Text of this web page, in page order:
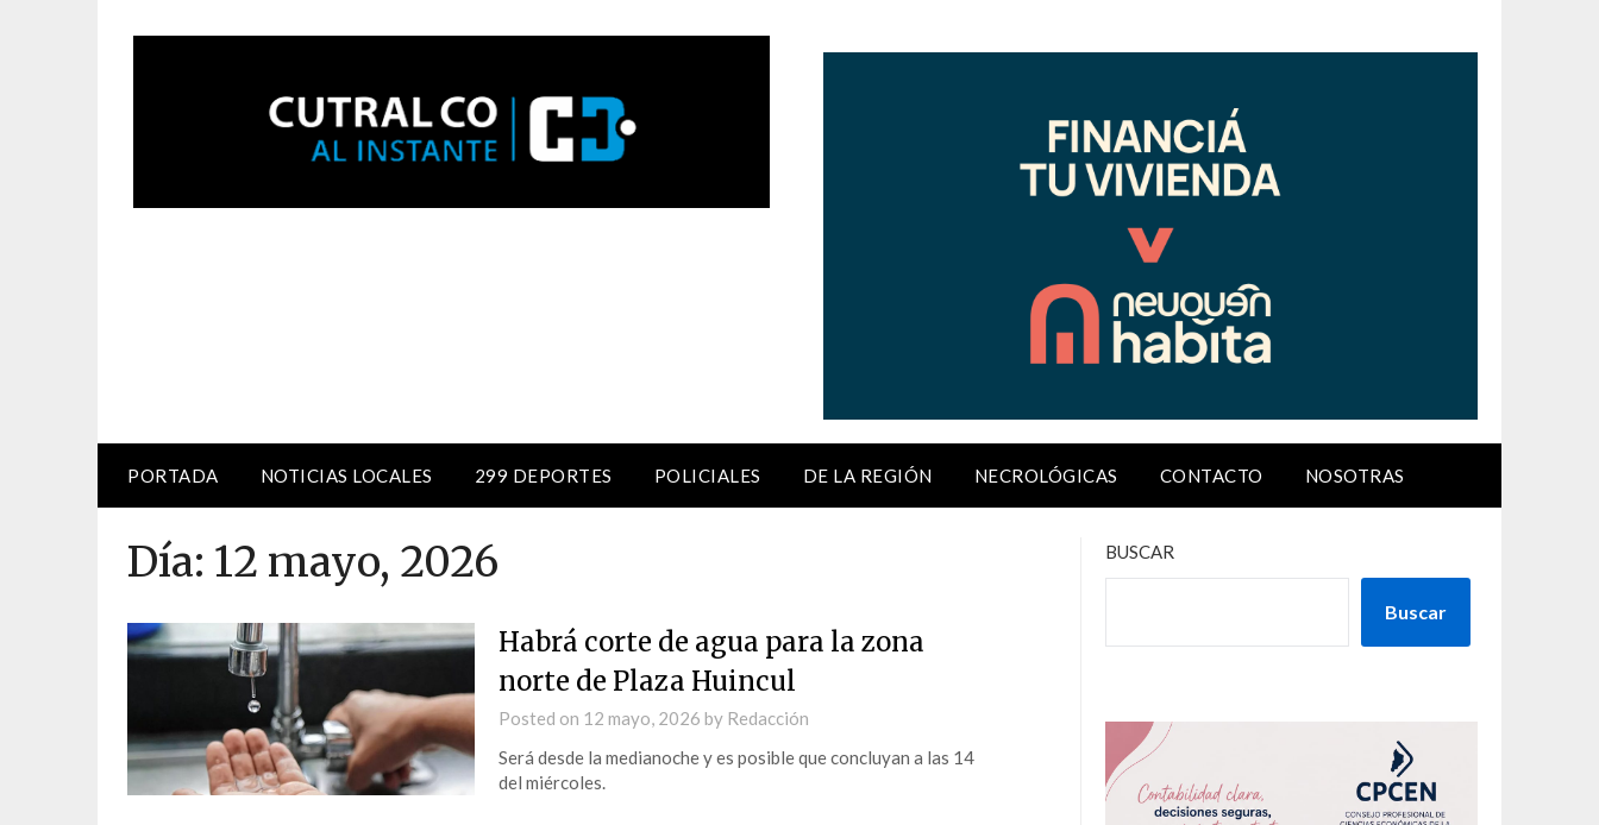
PORTADA NOTICIAS LOCALES 299 DEPORTES POLICIALES DE LA REGIÓN NECROLÓGICAS CONTACTO NOSOTRAS
Día: 12 mayo, 2026
Habrá corte de agua para la zona
norte de Plaza Huincul
Posted on 12 mayo, 2026 by Redacción
Será desde la medianoche y es posible que concluyan a las 14
del miércoles.
BUSCAR
Buscar